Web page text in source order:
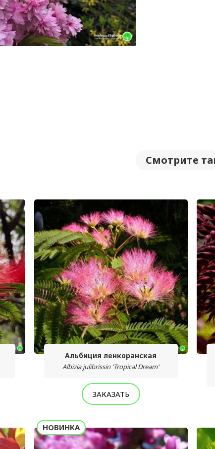
Смотрите
Альбиция ленкоранская
Albizia julibrissin 'Tropical Dream'
ЗАКАЗАТЬ
НОВИНКА